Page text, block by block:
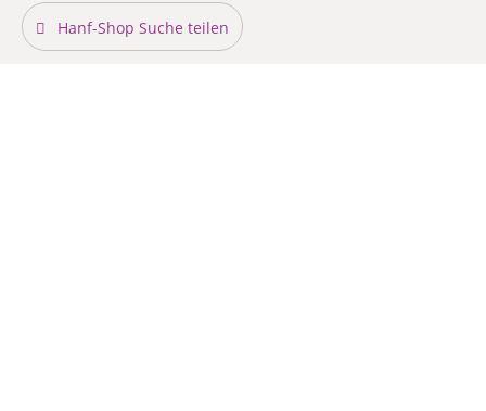
Hanf-Shop Suche teilen